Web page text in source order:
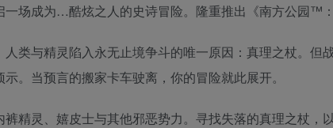
一场成为…酷炫之人的史诗冒险。隆重推出《南方公园™
人类与精灵陷入永无止境争斗的唯一原因：真理之杖。
。当预言的搬家卡车驶离，你的冒险就此展开。
精灵、嬉皮士与其他邪恶势力。寻找失落的真理之杖，